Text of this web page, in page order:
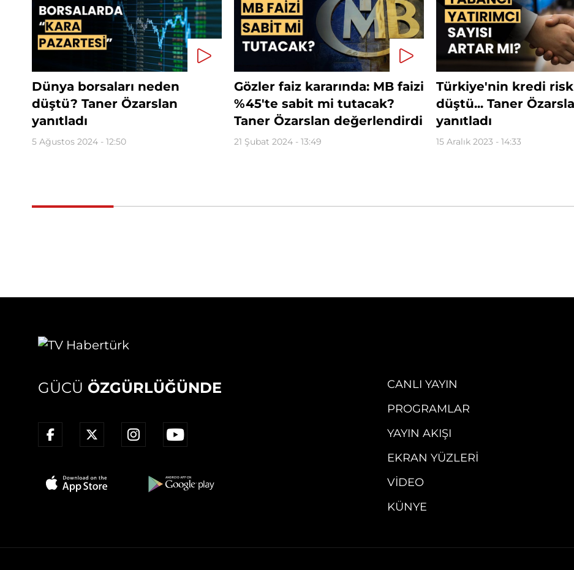
Dünya borsaları neden
düştü? Taner Özarslan
yanıtladı
5 Ağustos 2024 - 12:50
Gözler faiz kararında: MB faizi
%45'te sabit mi tutacak?
Taner Özarslan değerlendirdi
21 Şubat 2024 - 13:49
Türkiye'nin kredi
düştü... Taner
yanıtladı
15 Aralık 2023 - 14:33
GÜCÜ ÖZGÜRLÜĞÜNDE
CANLI YAYIN
PROGRAMLAR
YAYIN AKIŞI
EKRAN YÜZLERI
VIDEO
KÜNYE